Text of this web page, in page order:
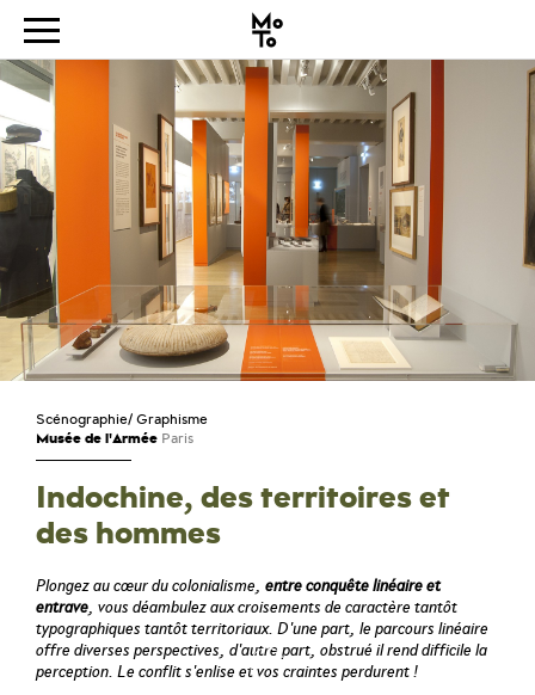
Scénographie/ Graphisme
Musée de l'Armée Paris
Indochine, des territoires et
des hommes
Plongez au cœur du colonialisme, entre conquête linéaire et
entrave , vous déambulez aux croisements de caractère tantôt
typographiques tantôt territoriaux. D'une part, le parcours linéaire
offre diverses perspectives, d'autre part, obstrué il rend difficile la
perception. Le conflit s'enlise et vos craintes perdurent !